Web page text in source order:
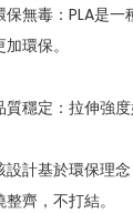
保無毒：PLA是
加環保。
質穩定：拉伸強
設計基於環保理
整齊，不打結。